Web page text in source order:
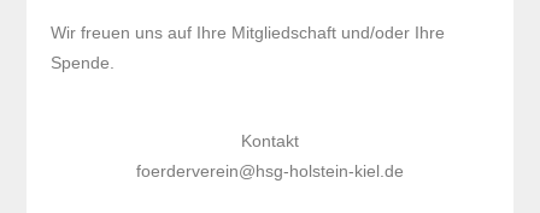
Wir freuen uns auf Ihre Mitgliedschaft und/oder Ihre
Spende.
Kontakt
foerderverein@hsg-holstein-kiel.de